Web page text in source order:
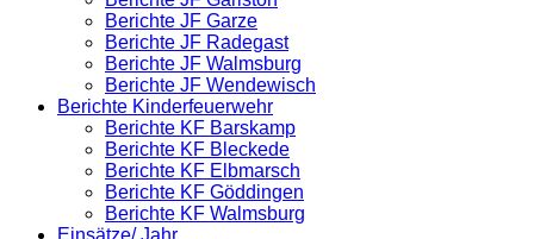
Berichte JF Garze
Berichte JF Radegast
Berichte JF Walmsburg
Berichte JF Wendewisch
Berichte Kinderfeuerwehr
Berichte KF Barskamp
Berichte KF Bleckede
Berichte KF Elbmarsch
Berichte KF Göddingen
Berichte KF Walmsburg
Einsätze/ Jahr